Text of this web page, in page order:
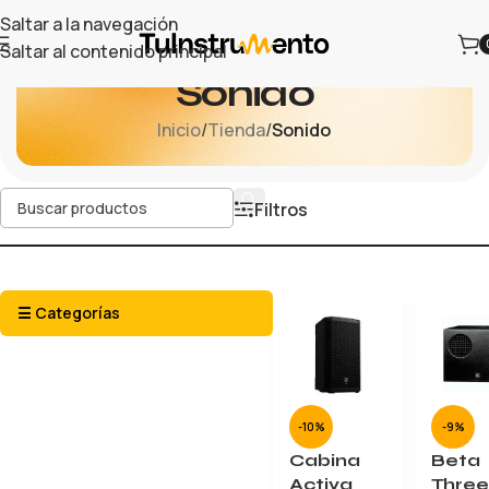
Saltar a la navegación
Saltar al contenido principal
Sonido
Inicio/Tienda/Sonido
Filtros
☰ Categorías
-10%
Cabina
Activa
-9%
Beta
Three